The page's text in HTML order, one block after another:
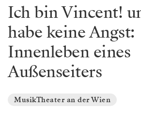
Ich bin Vincent!
habe keine Angst:
Innenleben eines
Außenseiters
MusikTheater an der Wien